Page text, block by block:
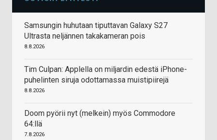
Samsungin huhutaan tiputtavan Galaxy S27
Ultrasta neljännen takakameran pois
8.8.2026
Tim Culpan: Applella on miljardin edestä iPhone-
puhelinten siruja odottamassa muistipiirejä
8.8.2026
Doom pyörii nyt (melkein) myös Commodore
64:llä
7.8.2026